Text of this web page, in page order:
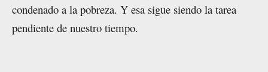
condenado a la pobreza. Y esa sigue siendo la tarea
pendiente de nuestro tiempo.